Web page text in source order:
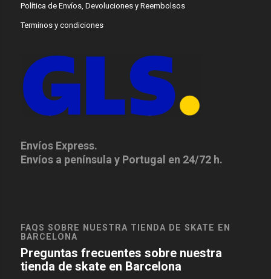
Política de Envíos, Devoluciones y Reembolsos
Terminos y condiciones
Envíos Express.
Envíos a península y Portugal en 24/72 h.
FAQS SOBRE NUESTRA TIENDA DE SKATE EN
BARCELONA
Preguntas frecuentes sobre nuestra
tienda de skate en Barcelona